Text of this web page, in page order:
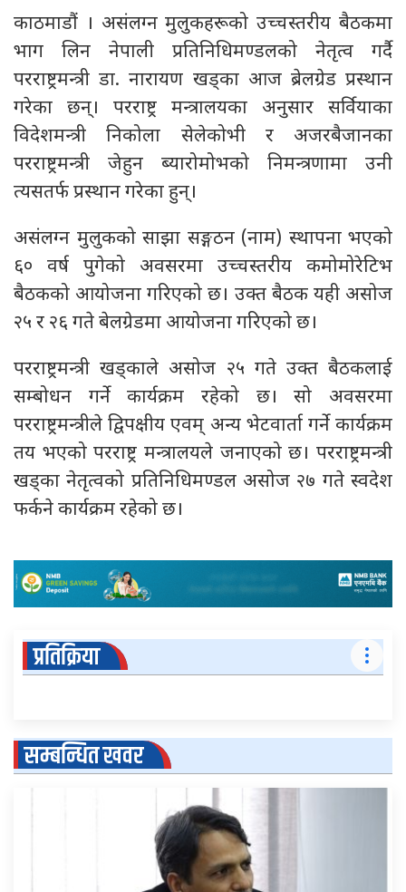
काठमाडौं । असंलग्न मुलुकहरूको उच्चस्तरीय बैठकमा
भाग लिन नेपाली प्रतिनिधिमण्डलको नेतृत्व गर्दै
परराष्ट्रमन्त्री डा. नारायण खड्का आज ब्रेलग्रेड प्रस्थान
गरेका छन्। परराष्ट्र मन्त्रालयका अनुसार सर्वियाका
विदेशमन्त्री निकोला सेलेकोभी र अजरबैजानका
परराष्ट्रमन्त्री जेहुन ब्यारोमोभको निमन्त्रणामा उनी
त्यसतर्फ प्रस्थान गरेका हुन्।
असंलग्न मुलुकको साझा सङ्गठन (नाम) स्थापना भएको
६० वर्ष पुगेको अवसरमा उच्चस्तरीय कमोमोरेटिभ
बैठकको आयोजना गरिएको छ। उक्त बैठक यही असोज
२५ र २६ गते बेलग्रेडमा आयोजना गरिएको छ।
परराष्ट्रमन्त्री खड्काले असोज २५ गते उक्त बैठकलाई
सम्बोधन गर्ने कार्यक्रम रहेको छ। सो अवसरमा
परराष्ट्रमन्त्रीले द्विपक्षीय एवम् अन्य भेटवार्ता गर्ने कार्यक्रम
तय भएको परराष्ट्र मन्त्रालयले जनाएको छ। परराष्ट्रमन्त्री
खड्का नेतृत्वको प्रतिनिधिमण्डल असोज २७ गते स्वदेश
फर्कने कार्यक्रम रहेको छ।
प्रतिक्रिया
सम्बन्धित खवर